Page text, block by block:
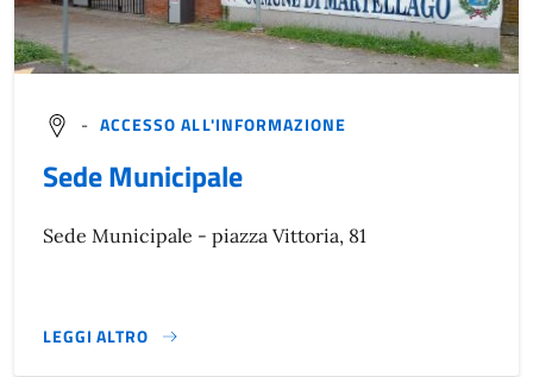
- ACCESSO ALL'INFORMAZIONE
Sede Municipale
Sede Municipale - piazza Vittoria, 81
LEGGI ALTRO
}